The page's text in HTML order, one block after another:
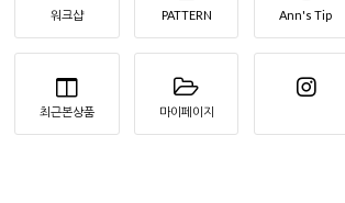
워크샵 PATTERN Ann's Tip
최근본상품 마이페이지